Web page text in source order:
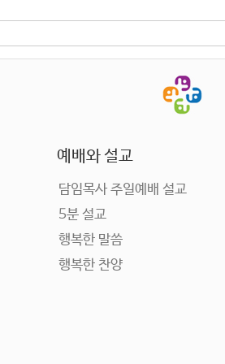
예배와 설교
담임목사 주일예배 설교
5분 설교
행복한 말씀
행복한 찬양